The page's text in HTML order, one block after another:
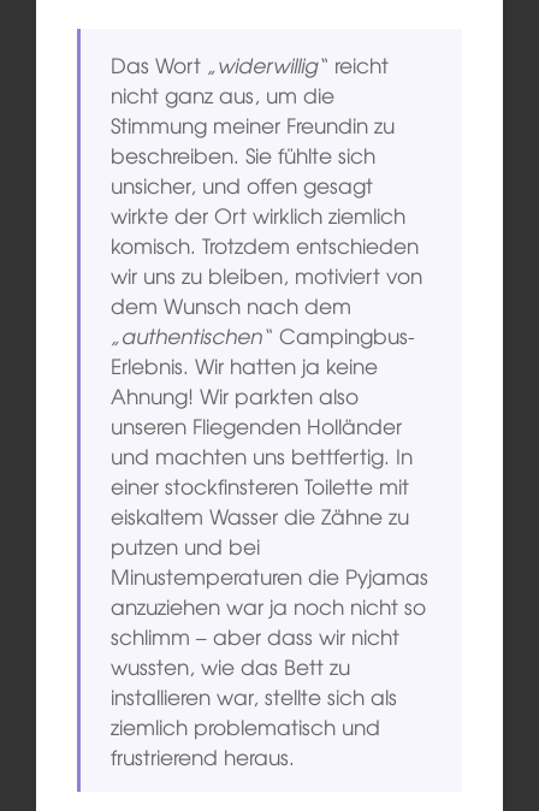
Das Wort „widerwillig“ reicht
nicht ganz aus, um die
Stimmung meiner Freundin zu
beschreiben. Sie fühlte sich
unsicher, und offen gesagt
wirkte der Ort wirklich ziemlich
komisch. Trotzdem entschieden
wir uns zu bleiben, motiviert von
dem Wunsch nach dem
„authentischen“ Campingbus-
Erlebnis. Wir hatten ja keine
Ahnung! Wir parkten also
unseren Fliegenden Holländer
und machten uns bettfertig. In
einer stockfinsteren Toilette mit
eiskaltem Wasser die Zähne zu
putzen und bei
Minustemperaturen die Pyjamas
anzuziehen war ja noch nicht so
schlimm – aber dass wir nicht
wussten, wie das Bett zu
installieren war, stellte sich als
ziemlich problematisch und
frustrierend heraus.